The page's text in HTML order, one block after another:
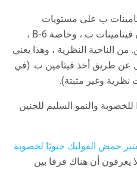
ب على مستويات
الهموسيستين. ووجد الباحثون أن فيتامينات ب ، وخاصة B-6 ،
النظرية ، وهذا يعني
عن طريق أخذ فيتامين ب. (في
نظرية وغير مثبتة).
ربما يكون أحد أهم الفيتامينات B للخصوبة والنمو السليم للجنين
حمض الفوليك حيويًا لخصوبة
يعرفون أن هناك فرقا بين